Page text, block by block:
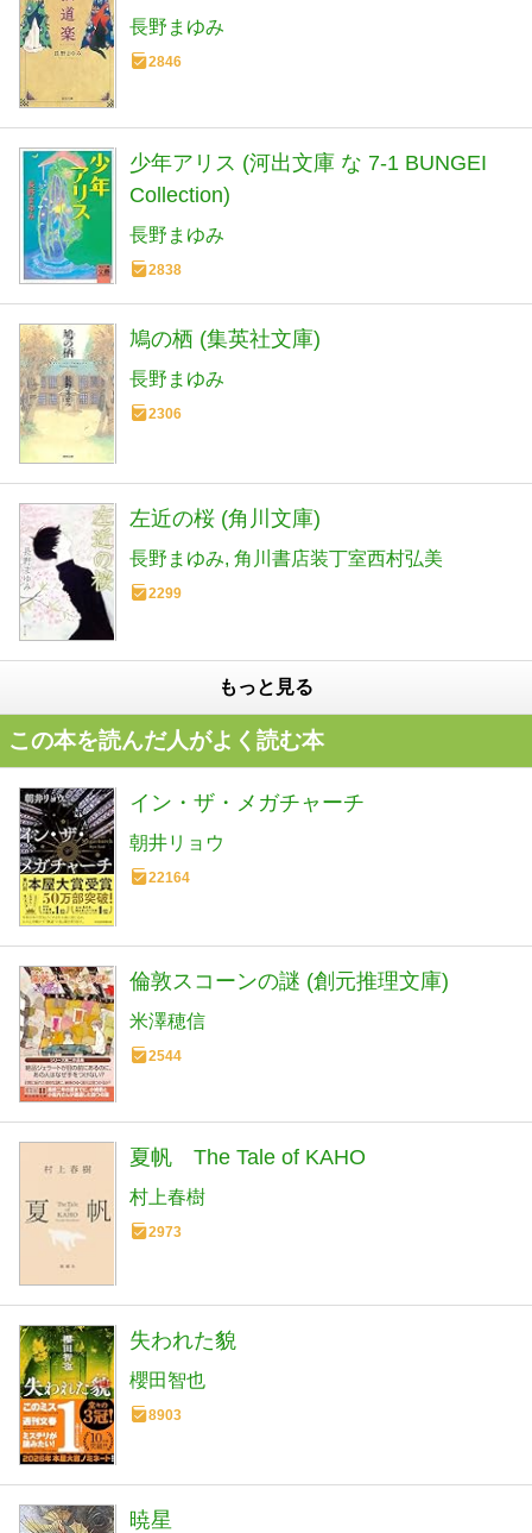
長野まゆみ
2846
少年アリス (河出文庫 な 7-1 BUNGEI
Collection)
長野まゆみ
2838
鳩の栖 (集英社文庫)
長野まゆみ
2306
左近の桜 (角川文庫)
長野まゆみ 角川書店装丁室西村弘美
2299
もっと見る
この本を読んだ人がよく読む本
イン・ザ・メガチャーチ
朝井リョウ
22164
倫敦スコーンの謎 (創元推理文庫)
米澤穂信
2544
夏帆 The Tale of KAHO
村上春樹
2973
失われた貌
櫻田智也
8903
暁星